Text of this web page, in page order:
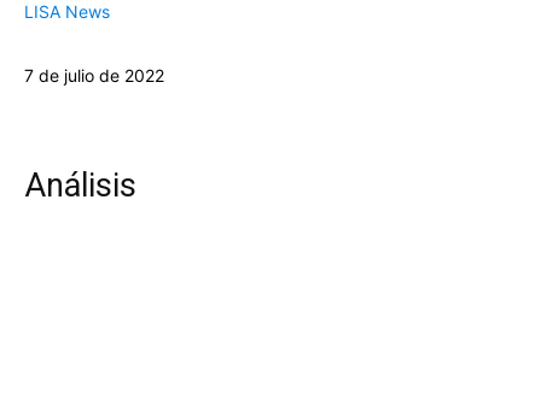
LISA News
7 de julio de 2022
Análisis